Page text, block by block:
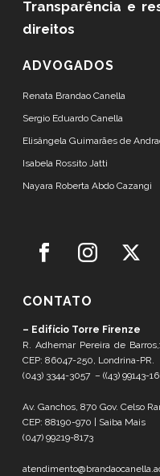
Transparência e
direitos
ADVOGADOS
Renata Brandao Canella
Sergio Eduardo Canella
Elisângela Guimarães de
Isabela Rossito Jatti
Nayara Roberta Abdo Cazangi
CONTATO
– Edifício Torre Firenze
R. Adhemar Pereira de
CEP: 86047-250, Londrina-PR.
(043) 3344-3057 – ((43) 99143-
Av. Ganchos, 870 Gov. Celso
CEP: 88190-970 | Saiba Mais
(047) 99219-8173